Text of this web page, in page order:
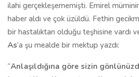
ilahi gerçekleşememişti. Emirel
haber aldı ve çok üzüldü. Fethin
bir hastalıktan olduğu teşhisine vardı
As’a şu mealde bir mektup yazdı:
“Anlaşıldığına göre sizin